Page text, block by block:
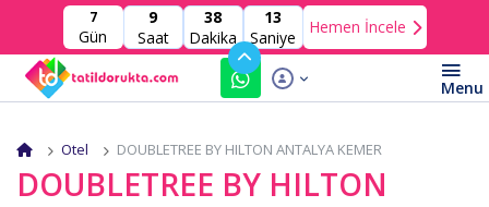
7
Gün
9
Saat
38
Dakika
10
Saniye
Hemen İncele
Otel DOUBLETREE BY HILTON ANTALYA KEMER
DOUBLETREE BY HILTON